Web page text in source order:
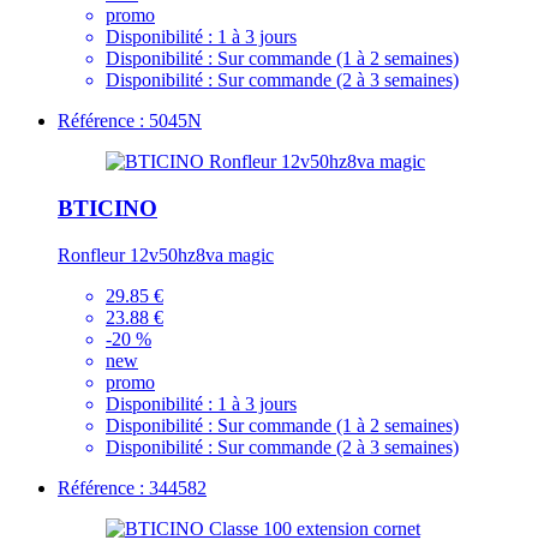
promo
Disponibilité : 1 à 3 jours
Disponibilité : Sur commande (1 à 2 semaines)
Disponibilité : Sur commande (2 à 3 semaines)
Référence : 5045N
BTICINO
Ronfleur 12v50hz8va magic
29.85 €
23.88 €
-20 %
new
promo
Disponibilité : 1 à 3 jours
Disponibilité : Sur commande (1 à 2 semaines)
Disponibilité : Sur commande (2 à 3 semaines)
Référence : 344582